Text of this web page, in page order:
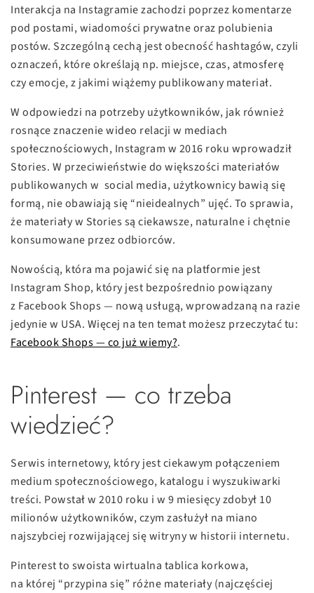
Interakcja na Instagramie zachodzi poprzez komentarze
pod postami, wiadomości prywatne oraz polubienia
postów. Szczególną cechą jest obecność hashtagów, czyli
oznaczeń, które określają np. miejsce, czas, atmosferę
czy emocje, z jakimi wiążemy publikowany materiał.
W odpowiedzi na potrzeby użytkowników, jak również
rosnące znaczenie wideo relacji w mediach
społecznościowych, Instagram w 2016 roku wprowadził
Stories. W przeciwieństwie do większości materiałów
publikowanych w social media, użytkownicy bawią się
formą, nie obawiają się “nieidealnych” ujęć. To sprawia,
że materiały w Stories są ciekawsze, naturalne i chętnie
konsumowane przez odbiorców.
Nowością, która ma pojawić się na platformie jest
Instagram Shop, który jest bezpośrednio powiązany
z Facebook Shops — nową usługą, wprowadzaną na razie
jedynie w USA. Więcej na ten temat możesz przeczytać tu:
Facebook Shops — co już wiemy?.
Pinterest — co trzeba
wiedzieć?
Serwis internetowy, który jest ciekawym połączeniem
medium społecznościowego, katalogu i wyszukiwarki
treści. Powstał w 2010 roku i w 9 miesięcy zdobył 10
milionów użytkowników, czym zasłużył na miano
najszybciej rozwijającej się witryny w historii internetu.
Pinterest to swoista wirtualna tablica korkowa,
na której “przypina się” różne­ materiały (najczęściej